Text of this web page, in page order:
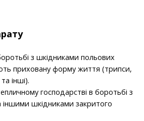
з шкідниками польових
приховану форму життя (трипси,
інші).
господарстві в боротьбі з
іншими шкідниками закритого